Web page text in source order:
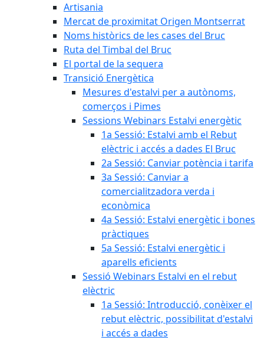
Artisania
Mercat de proximitat Origen Montserrat
Noms històrics de les cases del Bruc
Ruta del Timbal del Bruc
El portal de la sequera
Transició Energètica
Mesures d'estalvi per a autònoms,
comerços i Pimes
Sessions Webinars Estalvi energètic
1a Sessió: Estalvi amb el Rebut
elèctric i accés a dades El Bruc
2a Sessió: Canviar potència i tarifa
3a Sessió: Canviar a
comercialitzadora verda i
econòmica
4a Sessió: Estalvi energètic i bones
pràctiques
5a Sessió: Estalvi energètic i
aparells eficients
Sessió Webinars Estalvi en el rebut
elèctric
1a Sessió: Introducció, conèixer el
rebut elèctric, possibilitat d'estalvi
i accés a dades